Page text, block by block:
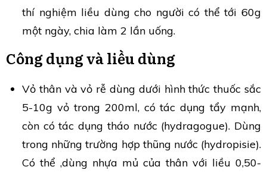
thí nghiệm liều dùng cho người có thể tới 60g
một ngày, chia làm 2 lần uống.
Công dụng và liều dùng
Vỏ thân và vỏ rễ dùng dưới hình thức thuốc sắc
5-10g vỏ trong 200ml, có tác dụng tẩy mạnh,
còn có tác dụng tháo nước (hydragogue). Dùng
trong những trường hợp thũng nước (hydropisie).
Có thể ,dùng nhựa mủ của thân với liều 0,50-